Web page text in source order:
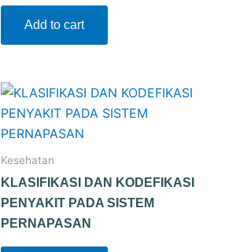
Add to cart
Kesehatan
KLASIFIKASI DAN KODEFIKASI
PENYAKIT PADA SISTEM
PERNAPASAN